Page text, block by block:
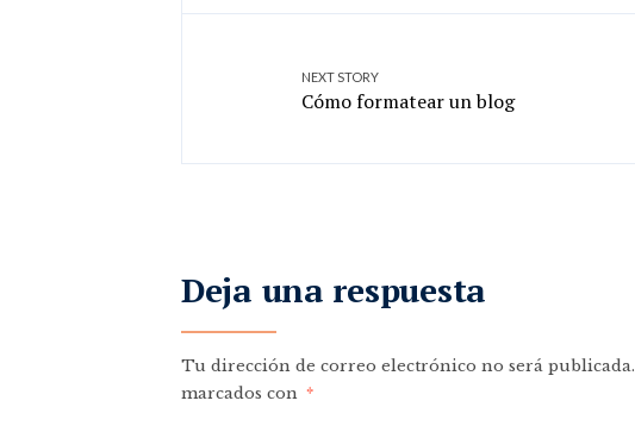
NEXT STORY
Cómo formatear un blog
Deja una respuesta
Tu dirección de correo electrónico no será publicada.
marcados con *